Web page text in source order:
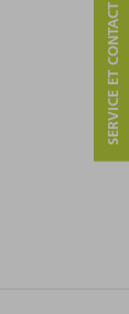
SERVICE ET CONTACT